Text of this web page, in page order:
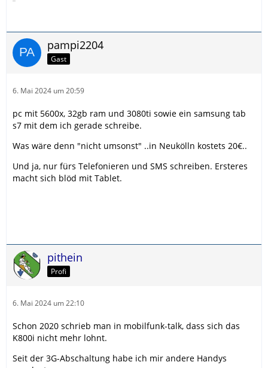
pampi2204
Gast
6. Mai 2024 um 20:59
pc mit 5600x, 32gb ram und 3080ti sowie ein samsung tab
s7 mit dem ich gerade schreibe.
Was wäre denn "nicht umsonst" ..in Neukölln kostets 20€..
Und ja, nur fürs Telefonieren und SMS schreiben. Ersteres
macht sich blöd mit Tablet.
pithein
Profi
6. Mai 2024 um 22:10
Schon 2020 schrieb man in mobilfunk-talk, dass sich das
K800i nicht mehr lohnt.
Seit der 3G-Abschaltung habe ich mir andere Handys